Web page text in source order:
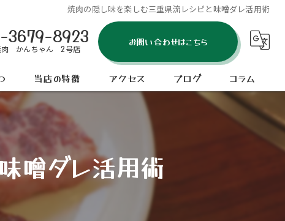
焼肉の隠し味を楽しむ三重県流レシピと味噌ダレ活用術
3679-8923
肉 かんちゃん 2号店
お問い合わせはこちら
当店の特徴
七輪
貸切
アクセス
炭火焼肉 かんちゃん 本店
ブログ コラム
噌ダレ活用術